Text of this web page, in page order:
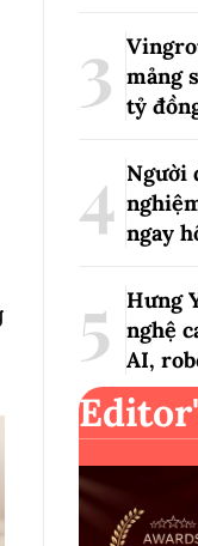
mảng
tỷ
Người
ngay
Hưng
nghệ
AI,